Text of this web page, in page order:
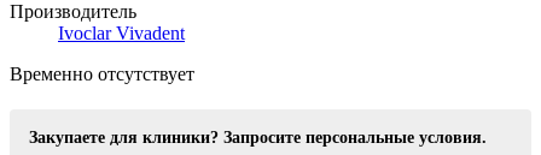
Производитель
Ivoclar Vivadent
Временно отсутствует
Закупаете для клиники? Запросите персональные условия.